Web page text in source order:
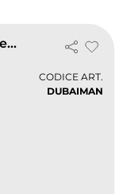
Polo Dubai Man 100% Cotone Pettinato - Manica Corta, Regular Fit
CODICE ART.
DUBAIMAN